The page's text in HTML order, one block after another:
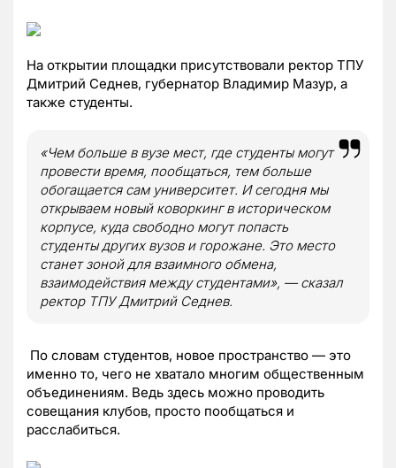
На открытии площадки присутствовали ректор ТПУ
Дмитрий Седнев, губернатор Владимир Мазур, а
также студенты.
«Чем больше в вузе мест, где студенты могут
провести время, пообщаться, тем больше
обогащается сам университет. И сегодня мы
открываем новый коворкинг в историческом
корпусе, куда свободно могут попасть
студенты других вузов и горожане. Это место
станет зоной для взаимного обмена,
взаимодействия между студентами», — сказал
ректор ТПУ Дмитрий Седнев.
По словам студентов, новое пространство — это
именно то, чего не хватало многим общественным
объединениям. Ведь здесь можно проводить
совещания клубов, просто пообщаться и
расслабиться.